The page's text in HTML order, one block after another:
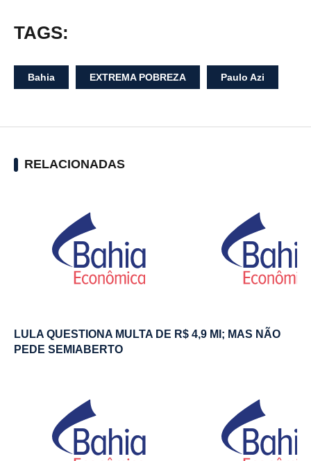
TAGS:
Bahia EXTREMA POBREZA Paulo Azi
RELACIONADAS
LULA QUESTIONA MULTA DE R$ 4,9 MI; MAS NÃO
PEDE SEMIABERTO